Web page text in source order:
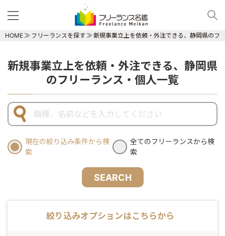
HOME フリーランスを探す 新規事業立上を依頼・外注できる、静岡県のフ
新規事業立上を依頼・外注できる、静岡県
のフリーランス・個人一覧
現在の絞り込み条件から検
索
全てのフリーランスから検
索
SEARCH
絞り込みオプションはこちらから